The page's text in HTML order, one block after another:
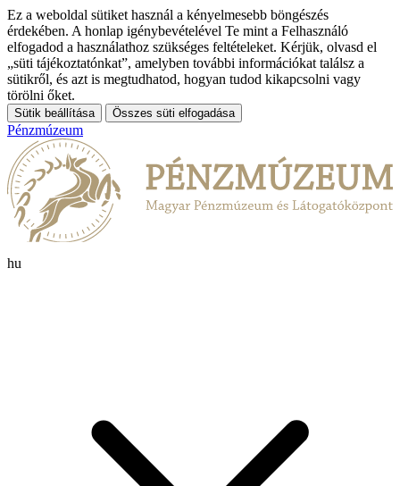
Ez a weboldal sütiket használ a kényelmesebb böngészés
érdekében. A honlap igénybevételével Te mint a Felhasználó
elfogadod a használathoz szükséges feltételeket. Kérjük, olvasd el
„süti tájékoztatónkat”, amelyben további információkat találsz a
sütikről, és azt is megtudhatod, hogyan tudod kikapcsolni vagy
törölni őket.
Sütik beállítása Összes süti elfogadása
Pénzmúzeum
hu